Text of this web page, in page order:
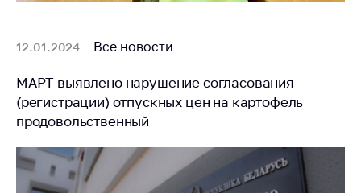
предотвращению
распространения
COVID-19 для
субъектов торговли,
общественного
питания, бытового
обслуживания
12.01.2024 Все новости
МАРТ выявлено нарушение согласования
(регистрации) отпускных цен на картофель
продовольственный